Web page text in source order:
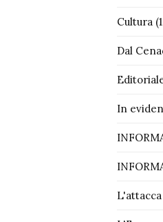
Cultura
Dal
In